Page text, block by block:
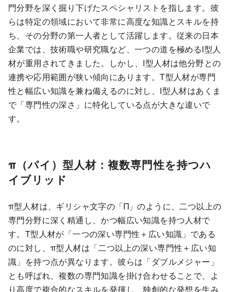
門分野を深く掘り下げたスペシャリストを指します。彼
らは特定の領域において非常に高度な知識とスキルを持
ち、その分野の第一人者として活躍します。従来の日本
企業では、技術職や研究職など、一つの道を極めるI型人
材が重用されてきました。しかし、I型人材は他分野との
連携や応用範囲が狭い傾向にあります。T型人材が専門
性と幅広い知識を兼ね備えるのに対し、I型人材はあくま
で「専門性の深さ」に特化している点が大きな違いで
す。
π（パイ）型人材：複数専門性を持つハ
イブリッド
π型人材は、ギリシャ文字の「Π」のように、二つ以上の
専門分野に深く精通し、かつ幅広い知識を持つ人材で
す。T型人材が「一つの深い専門性＋広い知識」である
のに対し、π型人材は「二つ以上の深い専門性＋広い知
識」を持つ点が異なります。彼らは「ダブルメジャー」
とも呼ばれ、複数の専門知識を掛け合わせることで、よ
り高度で複合的なスキルを発揮し、独創的な発想を生み